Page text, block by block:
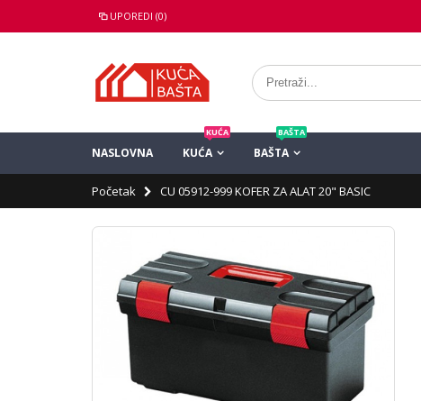
UPOREDI (0)
NASLOVNA KUĆA
KUĆA
BAŠTA
BAŠTA
Početak CU 05912-999 KOFER ZA ALAT 20" BASIC